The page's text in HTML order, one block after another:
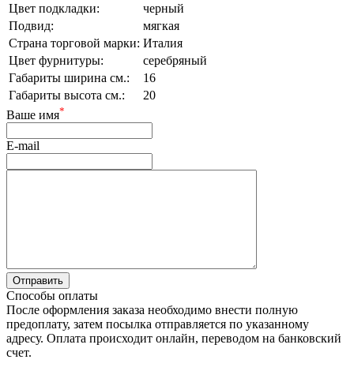
Цвет подкладки:
черный
Подвид:
мягкая
Страна торговой марки: Италия
Цвет фурнитуры:
серебряный
Габариты ширина см.:
16
Габариты высота см.:
20
Ваше имя*
E-mail
Способы оплаты
После оформления заказа необходимо внести полную
предоплату, затем посылка отправляется по указанному
адресу. Оплата происходит онлайн, переводом на банковский
счет.